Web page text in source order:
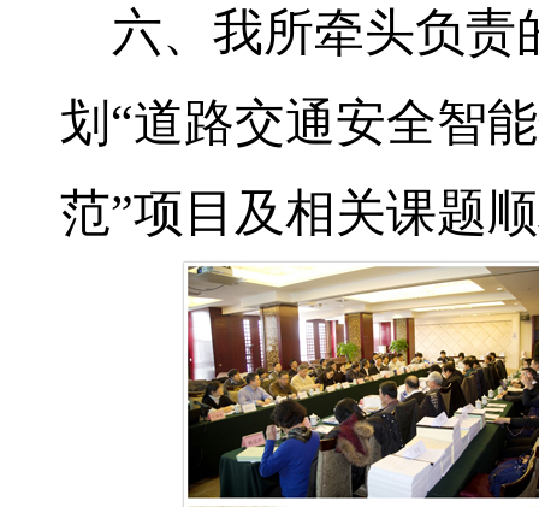
六、我所牵头负责
划“道路交通安全智
范”项目及相关课题